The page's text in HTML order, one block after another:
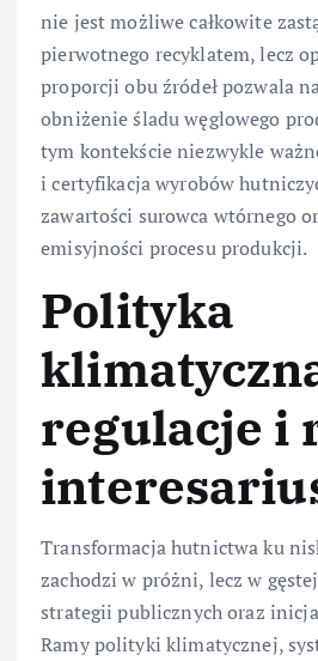
nie jest możliwe całkowite
pierwotnego recyklatem, lecz
proporcji obu źródeł pozwala
obniżenie śladu węglowego
tym kontekście niezwykle
i certyfikacja wyrobów
zawartości surowca wtórnego
emisyjności procesu produkcji.
Polityka
regulacje i
Transformacja hutnictwa ku
zachodzi w próżni, lecz w
strategii publicznych oraz
Ramy polityki klimatycznej,